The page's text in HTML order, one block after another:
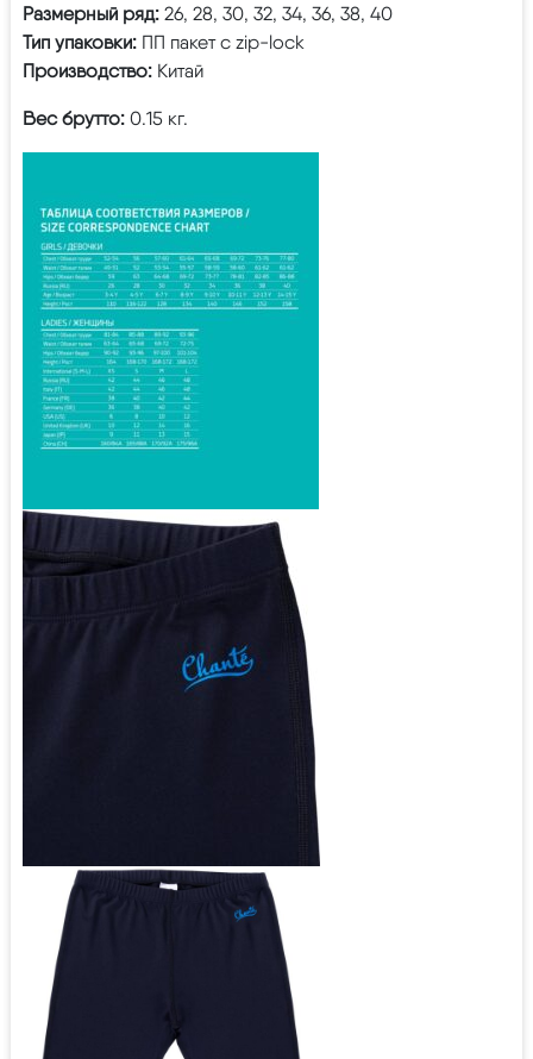
Размерный ряд: 26, 28, 30, 32, 34, 36, 38, 40
Тип упаковки: ПП пакет с zip-lock
Производство: Китай
Вес брутто: 0.15 кг.